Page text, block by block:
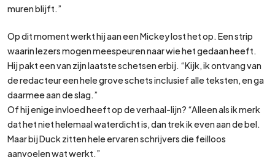
muren blijft.”
Op dit moment werkt hij aan een Mickey lost het op. Een strip
waarin lezers mogen meespeuren naar wie het gedaan heeft.
Hij pakt een van zijn laatste schetsen erbij. “Kijk, ik ontvang van
de redacteur een hele grove schets inclusief alle teksten, en ga
daarmee aan de slag.”
Of hij enige invloed heeft op de verhaal-lijn? “Alleen als ik merk
dat het niet helemaal waterdicht is, dan trek ik even aan de bel.
Maar bij Duck zitten hele ervaren schrijvers die feilloos
aanvoelen wat werkt.”